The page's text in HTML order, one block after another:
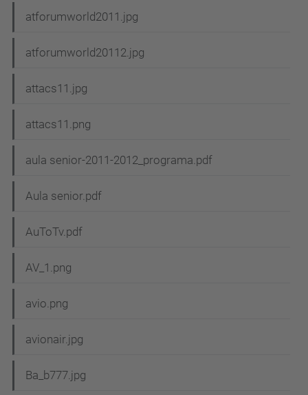
atforumworld2011.jpg
atforumworld20112.jpg
attacs11.jpg
attacs11.png
aula senior-2011-2012_programa.pdf
Aula senior.pdf
AuToTv.pdf
AV_1.png
avio.png
avionair.jpg
Ba_b777.jpg